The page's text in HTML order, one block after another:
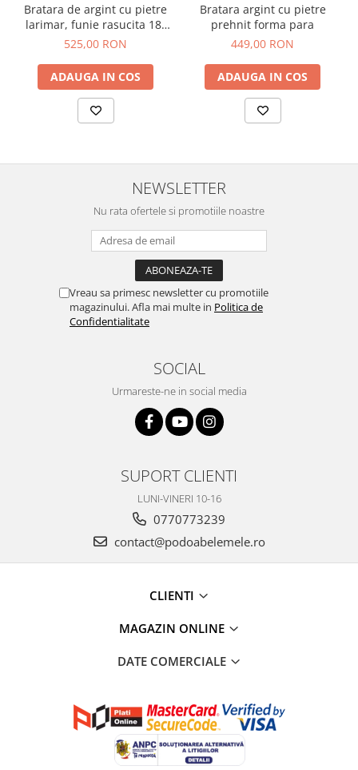
Bratara de argint cu pietre
larimar, funie rasucita 18-
20,5 cm
525,00 RON
ADAUGA IN COS
Bratara argint cu pietre
prehnit forma para
449,00 RON
ADAUGA IN COS
NEWSLETTER
Nu rata ofertele si promotiile noastre
Vreau sa primesc newsletter cu promotiile
magazinului. Afla mai multe in Politica de
Confidentialitate
SOCIAL
Urmareste-ne in social media
SUPORT CLIENTI
LUNI-VINERI 10-16
0770773239
contact@podoabelemele.ro
CLIENTI
MAGAZIN ONLINE
DATE COMERCIALE